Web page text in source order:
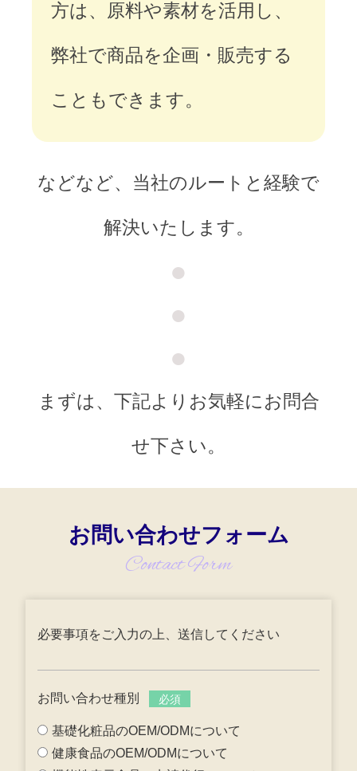
方は、原料や素材を活用し、
弊社で商品を企画・販売する
こともできます。
などなど、当社のルートと経験で
解決いたします。
●
●
●
まずは、下記よりお気軽にお問合
せ下さい。
お問い合わせフォーム
Contact Form
必要事項をご入力の上、送信してください
お問い合わせ種別 必須
基礎化粧品のOEM/ODMについて
健康食品のOEM/ODMについて